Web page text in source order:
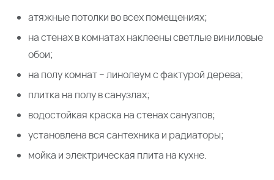
В Платовском уже есть все необходимое для
комфортной жизни: продуктовые и хозяйственные
магазины, аптеки, салоны красоты. Мы
предусмотрели:
современные детские и спортивные площадки;
детский сад на 190 мест;
остановка общественного транспорта в шаговой
доступности.